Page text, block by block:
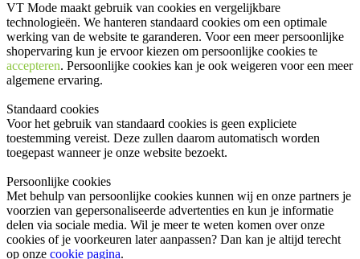
VT Mode maakt gebruik van cookies en vergelijkbare
technologieën. We hanteren standaard cookies om een optimale
werking van de website te garanderen. Voor een meer persoonlijke
shopervaring kun je ervoor kiezen om persoonlijke cookies te
accepteren. Persoonlijke cookies kan je ook weigeren voor een meer
algemene ervaring.
Standaard cookies
Voor het gebruik van standaard cookies is geen expliciete
toestemming vereist. Deze zullen daarom automatisch worden
toegepast wanneer je onze website bezoekt.
Persoonlijke cookies
Met behulp van persoonlijke cookies kunnen wij en onze partners je
voorzien van gepersonaliseerde advertenties en kun je informatie
delen via sociale media. Wil je meer te weten komen over onze
cookies of je voorkeuren later aanpassen? Dan kan je altijd terecht
op onze cookie pagina.